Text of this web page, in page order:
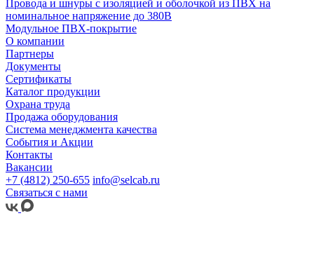
Провода и шнуры с изоляцией и оболочкой из ПВХ на
номинальное напряжение до 380В
Модульное ПВХ-покрытие
О компании
Партнеры
Документы
Сертификаты
Каталог продукции
Охрана труда
Продажа оборудования
Система менеджмента качества
События и Акции
Контакты
Вакансии
+7 (4812) 250-655 info@selcab.ru
Связаться с нами